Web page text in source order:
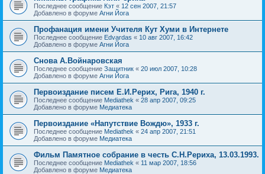
Последнее сообщение Кэт « 12 сен 2007, 21:57
Добавлено в форуме Агни Йога
Профанация имени Учителя Кут Хуми в Интернете
Последнее сообщение Edvardas « 10 авг 2007, 16:42
Добавлено в форуме Агни Йога
Снова А.Войнаровская
Последнее сообщение Защитник « 20 июл 2007, 10:28
Добавлено в форуме Агни Йога
Первоиздание писем Е.И.Рерих, Рига, 1940 г.
Последнее сообщение Mediathek « 28 апр 2007, 09:25
Добавлено в форуме Медиатека
Первоиздание «Напутствие Вождю», 1933 г.
Последнее сообщение Mediathek « 24 апр 2007, 21:51
Добавлено в форуме Медиатека
Фильм Памятное собрание в честь С.Н.Рериха, 13.03.1993.
Последнее сообщение Mediathek « 11 мар 2007, 18:56
Добавлено в форуме Медиатека